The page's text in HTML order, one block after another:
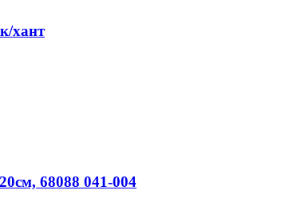
хант
68088 041-004